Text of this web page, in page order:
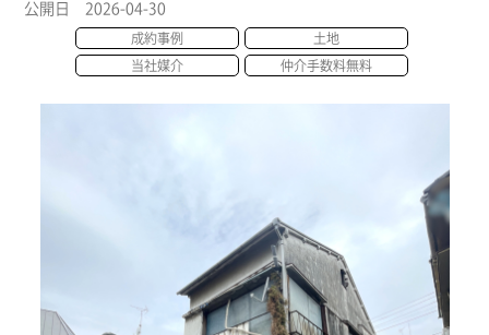
公開日 2026-04-30
成約事例 土地
当社媒介 仲介手数料無料